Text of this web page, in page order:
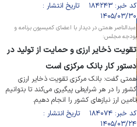
کد خبر: ۱۸۴۲۴۳ تاریخ انتشار :
۱۴۰۵/۰۳/۳۰
عبدالناصر همتی در دیدار با اعضای کمیسیون برنامه و
بودجه مجلس:
تقویت ذخایر ارزی و حمایت از تولید در
دستور کار بانک مرکزی است
همتی گفت: بانک مرکزی تقویت ذخایر ارزی
کشور را در هر شرایطی پیگیری می‌کند تا بتوانیم
تامین ارز نیاز‌های کشور را انجام دهیم.
کد خبر: ۱۸۴۰۷۴ تاریخ انتشار :
۱۴۰۵/۰۳/۲۴